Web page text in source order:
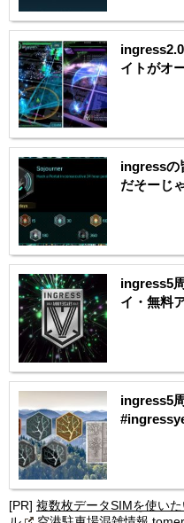
イトがオ
ingressの
だそーじ
ingress5
イ・無料
ingress5
[PR] 複数枚データSIMを使い